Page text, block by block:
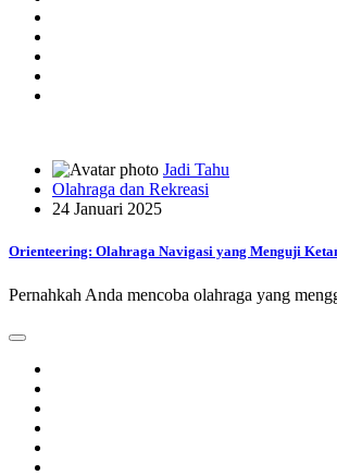
Jadi Tahu
Olahraga dan Rekreasi
24 Januari 2025
Orienteering: Olahraga Navigasi yang Menguji
Pernahkah Anda mencoba olahraga yang